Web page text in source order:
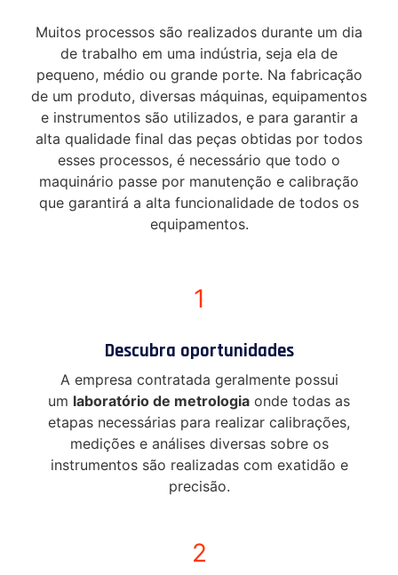
Muitos processos são realizados durante um dia
de trabalho em uma indústria, seja ela de
pequeno, médio ou grande porte. Na fabricação
de um produto, diversas máquinas, equipamentos
e instrumentos são utilizados, e para garantir a
alta qualidade final das peças obtidas por todos
esses processos, é necessário que todo o
maquinário passe por manutenção e calibração
que garantirá a alta funcionalidade de todos os
equipamentos.
1
Descubra oportunidades
A empresa contratada geralmente possui
um laboratório de metrologia onde todas as
etapas necessárias para realizar calibrações,
medições e análises diversas sobre os
instrumentos são realizadas com exatidão e
precisão.
2